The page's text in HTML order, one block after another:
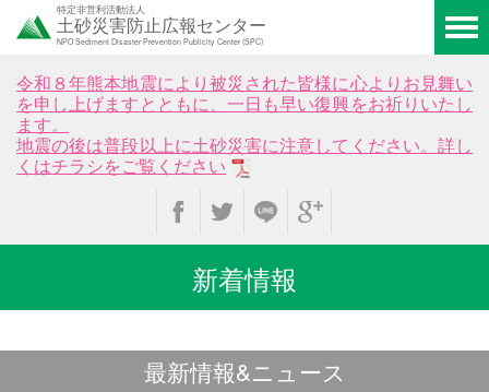
特定非営利活動法人
土砂災害防止広報センター
NPO Sediment Disaster Prevention Publicity Center (SPC)
令和８年熊本地震により被災された皆様に心よりお見舞い
を申し上げますとともに、一日も早い復興をお祈りいたし
ます。
地震の後は普段以上に土砂災害に注意してください。詳し
くはチラシをご覧ください
新着情報
最新情報&ニュース